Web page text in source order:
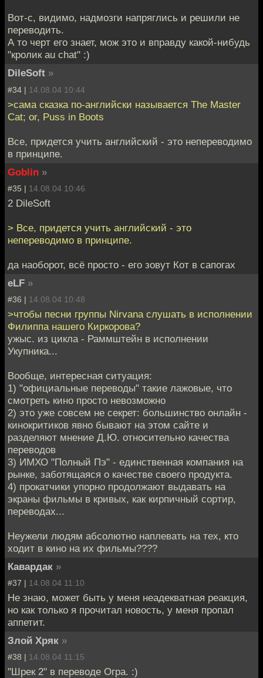
Вот-с, видимо, надмозги напряглись и решили не
переводить.
А то черт его знает, мож это и вправду какой-нибудь
"кролик au chat" :)
DileSoft »
#34 | 14.08.04 10:44
>сама сказка по-английски называется The Master
Cat; or, Puss in Boots
Все, придется учить английский - это непереводимо
в принципе.
Goblin »
#35 | 14.08.04 10:46
2 DileSoft
> Все, придется учить английский - это
непереводимо в принципе.
да наоборот, всё просто - его зовут Кот в сапогах
eLF »
#36 | 14.08.04 10:48
>чтобы песни группы Nirvana слушать в исполнении
Филиппа нашего Киркорова?
ужыс. из цикла - Раммштейн в исполнении
Укупника...
Вообще, интересная ситуация:
1) "официальные переводы" такие лажовые, что
смотреть кино просто невозможно
2) это уже совсем не секрет: большинство онлайн -
кинокритиков явно бывают на этом сайте и
разделяют мнение Д.Ю. относительно качества
переводов
3) ИМХО "Полный Пэ" - единственная компания на
рынке, заботящаяся о качестве своего продукта.
4) прокатчики упорно продолжают выдавать на
экраны фильмы в кривых, как кирпичный сортир,
переводах...
Неужели людям абсолютно наплевать на тех, кто
ходит в кино на их фильмы????
Кавардак »
#37 | 14.08.04 11:10
Не знаю, может быть у меня неадекватная реакция,
но как только я прочитал новость, у меня пропал
аппетит.
Злой Хряк »
#38 | 14.08.04 11:15
"Шрек 2" в переводе Огра. :)